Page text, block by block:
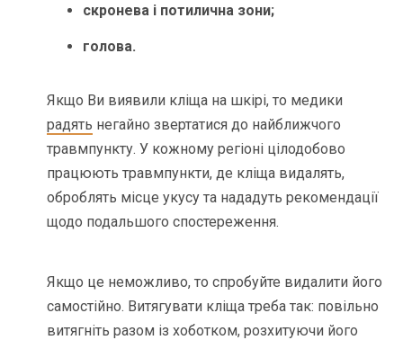
скронева і потилична зони;
голова.
Якщо Ви виявили кліща на шкірі, то медики
радять негайно звертатися до найближчого
травмпункту. У кожному регіоні цілодобово
працюють травмпункти, де кліща видалять,
оброблять місце укусу та нададуть рекомендації
щодо подальшого спостереження.
Якщо це неможливо, то спробуйте видалити його
самостійно. Витягувати кліща треба так: повільно
витягніть разом із хоботком, розхитуючи його